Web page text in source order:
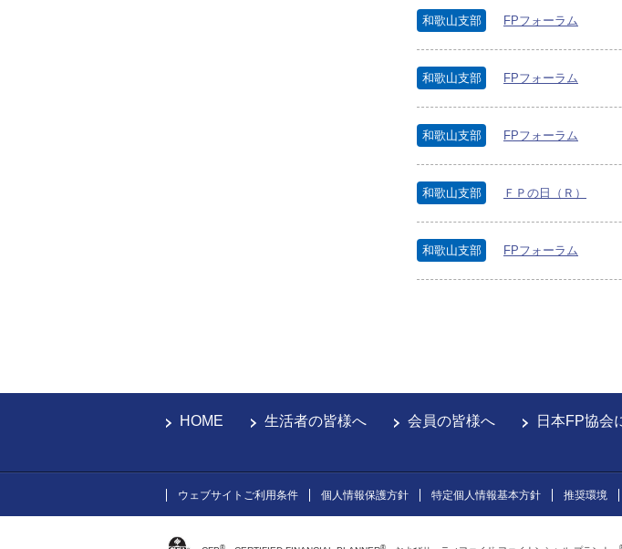
和歌山支部 FPフォーラム
和歌山支部 FPフォーラム
和歌山支部 FPフォーラム
和歌山支部 ＦＰの日（Ｒ）
和歌山支部 FPフォーラム
HOME 生活者の皆様へ 会員の皆様へ 日本FP協会
ウェブサイトご利用条件 個人情報保護方針 特定個人情報基本方針 推奨環境
® ®